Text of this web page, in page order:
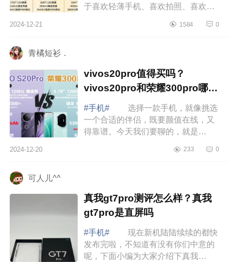
于喜欢轻薄手机、喜欢拍照、喜欢外
机呢，下面小编为大家介绍下荣耀华
2024-12-21 1584 0
青橘短衫．
vivos20pro值得买吗？
vivos20pro和荣耀300pro哪个
好
#手机#
选择一款手机，就像挑选
一个合适的伴侣，既要颜值在线，又
得靠谱。今天我们要聊的，就是
时尚又具备实力，让你一眼就心动。
2024-12-20 233 0
可人儿^^
真我gt7pro测评怎么样？真我
gt7pro是直屏吗
#手机#
现在新机陆陆续续的都快
发布完啦，不知道有没有你们中意的
呢，下面小编为大家介绍下真我